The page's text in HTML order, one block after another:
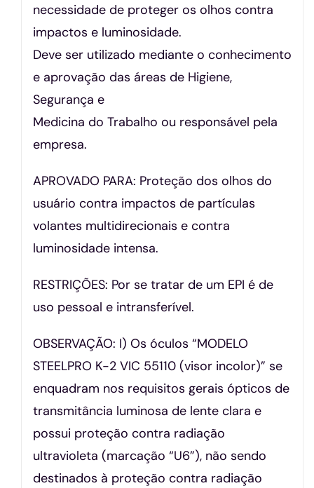
necessidade de proteger os olhos contra
impactos e luminosidade.
Deve ser utilizado mediante o conhecimento
e aprovação das áreas de Higiene,
Segurança e
Medicina do Trabalho ou responsável pela
empresa.
APROVADO PARA: Proteção dos olhos do
usuário contra impactos de partículas
volantes multidirecionais e contra
luminosidade intensa.
RESTRIÇÕES: Por se tratar de um EPI é de
uso pessoal e intransferível.
OBSERVAÇÃO: I) Os óculos “MODELO
STEELPRO K-2 VIC 55110 (visor incolor)” se
enquadram nos requisitos gerais ópticos de
transmitância luminosa de lente clara e
possui proteção contra radiação
ultravioleta (marcação “U6”), não sendo
destinados à proteção contra radiação